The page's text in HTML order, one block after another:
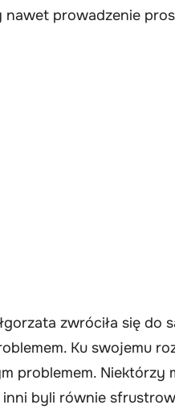
nawet prowadzenie
zwróciła się do
Ku swojemu
problemem. Niektórzy
byli równie